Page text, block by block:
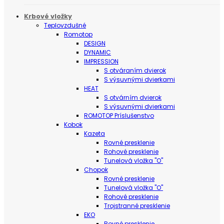
Krbové vložky
Teplovzdušné
Romotop
DESIGN
DYNAMIC
IMPRESSION
S otváraním dvierok
S výsuvnými dvierkami
HEAT
S otvárním dvierok
S výsuvnými dvierkami
ROMOTOP Príslušenstvo
Kobok
Kazeta
Rovné presklenie
Rohové presklenie
Tunelová vložka "O"
Chopok
Rovné presklenie
Tunelová vložka "O"
Rohové presklenie
Trojstranné presklenie
EKO